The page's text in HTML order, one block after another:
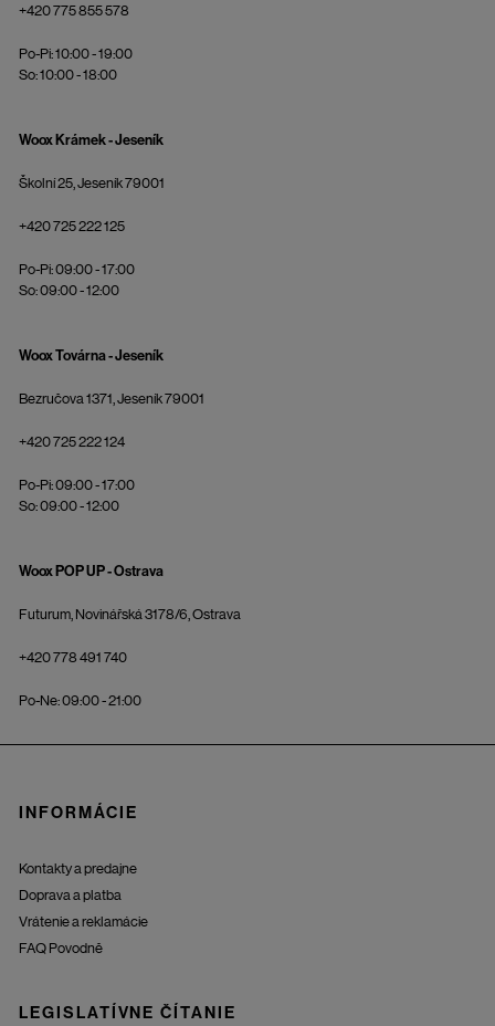
+420 775 855 578
Po-Pi: 10:00 - 19:00
So: 10:00 - 18:00
Woox Krámek - Jeseník
Školní 25, Jeseník 79001
+420 725 222 125
Po-Pi: 09:00 - 17:00
So: 09:00 - 12:00
Woox Továrna - Jeseník
Bezručova 1371, Jeseník 79001
+420 725 222 124
Po-Pi: 09:00 - 17:00
So: 09:00 - 12:00
Woox POP UP - Ostrava
Futurum, Novinářská 3178/6, Ostrava
+420 778 491 740
Po-Ne: 09:00 - 21:00
INFORMÁCIE
Kontakty a predajne
Doprava a platba
Vrátenie a reklamácie
FAQ Povodně
LEGISLATÍVNE ČÍTANIE